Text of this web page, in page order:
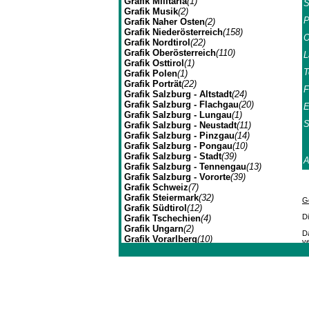
Grafik Musik(2)
Grafik Naher Osten(2)
Grafik Niederösterreich(158)
Grafik Nordtirol (22)
Grafik Oberösterreich(110)
Grafik Osttirol (1)
Grafik Polen(1)
Grafik Porträt(22)
Grafik Salzburg - Altstadt(24)
Grafik Salzburg - Flachgau(20)
Grafik Salzburg - Lungau(1)
Grafik Salzburg - Neustadt(11)
Grafik Salzburg - Pinzgau(14)
Grafik Salzburg - Pongau(10)
Grafik Salzburg - Stadt(39)
Grafik Salzburg - Tennengau(13)
Grafik Salzburg - Vororte(39)
Grafik Schweiz(7)
Grafik Steiermark(32)
Grafik Südtirol (12)
Grafik Tschechien(4)
Grafik Ungarn(2)
Grafik Vorarlberg(10)
Grafik Wien I(3)